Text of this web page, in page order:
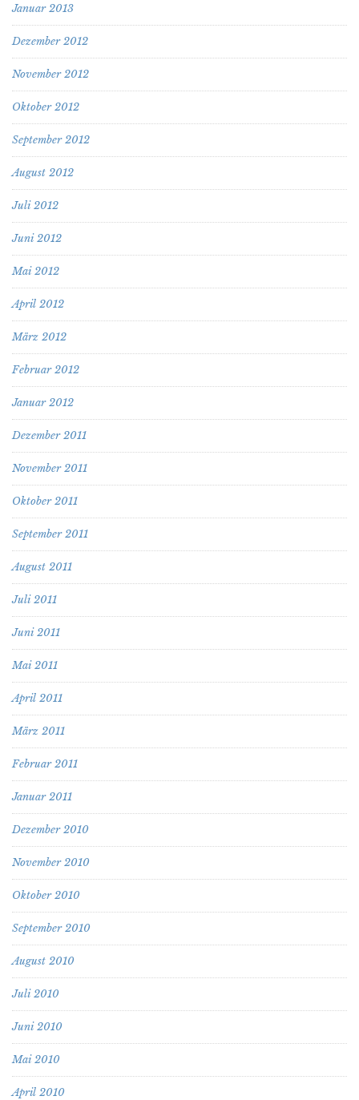
Januar 2013
Dezember 2012
November 2012
Oktober 2012
September 2012
August 2012
Juli 2012
Juni 2012
Mai 2012
April 2012
März 2012
Februar 2012
Januar 2012
Dezember 2011
November 2011
Oktober 2011
September 2011
August 2011
Juli 2011
Juni 2011
Mai 2011
April 2011
März 2011
Februar 2011
Januar 2011
Dezember 2010
November 2010
Oktober 2010
September 2010
August 2010
Juli 2010
Juni 2010
Mai 2010
April 2010